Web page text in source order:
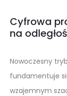
Cyfrowa
na
Nowoczesny
fundamentuje
wzajemnym